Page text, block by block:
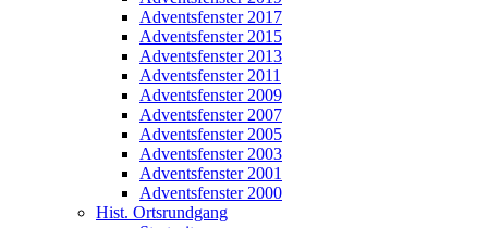
Adventsfenster 2017
Adventsfenster 2015
Adventsfenster 2013
Adventsfenster 2011
Adventsfenster 2009
Adventsfenster 2007
Adventsfenster 2005
Adventsfenster 2003
Adventsfenster 2001
Adventsfenster 2000
Hist. Ortsrundgang